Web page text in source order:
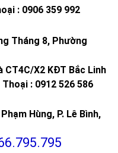
: 0906 359 992
Tháng 8, Phường
CT4C/X2 KĐT Bắc Linh
: 0912 526 586
Hùng, P. Lê Bình,